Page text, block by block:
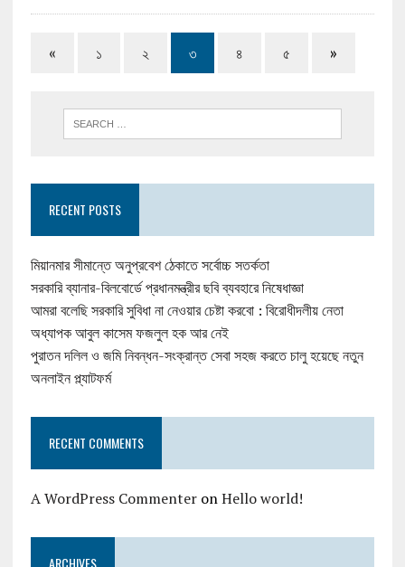
« ১ ২ ৩ ৪ ৫ »
RECENT POSTS
মিয়ানমার সীমান্তে অনুপ্রবেশ ঠেকাতে সর্বোচ্চ সতর্কতা
সরকারি ব্যানার-বিলবোর্ডে প্রধানমন্ত্রীর ছবি ব্যবহারে নিষেধাজ্ঞা
আমরা বলেছি সরকারি সুবিধা না নেওয়ার চেষ্টা করবো : বিরোধীদলীয় নেতা
অধ্যাপক আবুল কাসেম ফজলুল হক আর নেই
পুরাতন দলিল ও জমি নিবন্ধন-সংক্রান্ত সেবা সহজ করতে চালু হয়েছে নতুন
অনলাইন প্ল্যাটফর্ম
RECENT COMMENTS
A WordPress CommenteronHello world!
ARCHIVES